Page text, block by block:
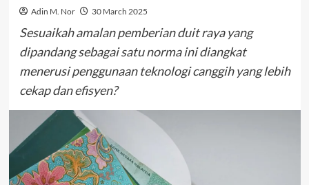
Adin M. Nor 30 March 2025
Sesuaikah amalan pemberian duit raya yang
dipandang sebagai satu norma ini diangkat
menerusi penggunaan teknologi canggih yang lebih
cekap dan efisyen?